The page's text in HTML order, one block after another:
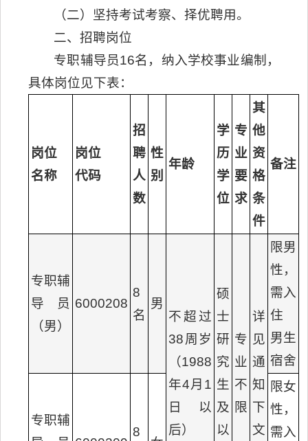
（二）坚持考试考察、择优聘用。
二、招聘岗位
专职辅导员16名，纳入学校事业编制，
具体岗位见下表：
岗位
名称
岗位
代码
招
聘
人
数
性
别
年龄
学
历
学
位
专
业
要
求
其
他
资
格
条
件
备注
专职辅
导员
（男）
6000208
8
名
男
不超过
38周岁
（1988
年4月1
日以
后）
硕
士
研
究
生
及
以
专
业
不
限
详
见
通
知
下
文
限男
性，
需入
住
男生
宿舍
专职辅
8
限女
性，
需入